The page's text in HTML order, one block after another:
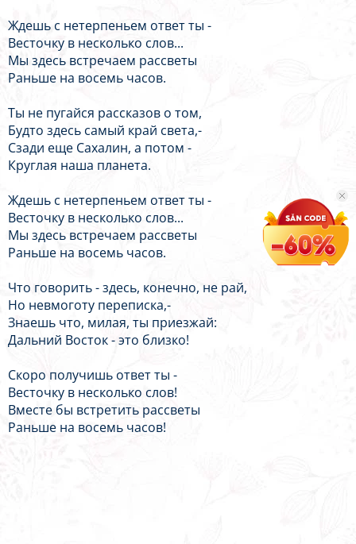
Ждешь с нетерпеньем ответ ты -
Весточку в несколько слов...
Мы здесь встречаем рассветы
Раньше на восемь часов.
Ты не пугайся рассказов о том,
Будто здесь самый край света,-
Сзади еще Сахалин, а потом -
Круглая наша планета.
Ждешь с нетерпеньем ответ ты -
Весточку в несколько слов...
Мы здесь встречаем рассветы
Раньше на восемь часов.
Что говорить - здесь, конечно, не рай,
Но невмоготу переписка,-
Знаешь что, милая, ты приезжай:
Дальний Восток - это близко!
Скоро получишь ответ ты -
Весточку в несколько слов!
Вместе бы встретить рассветы
Раньше на восемь часов!